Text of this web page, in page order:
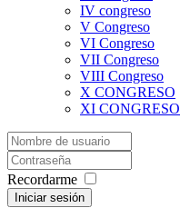
IV congreso
V Congreso
VI Congreso
VII Congreso
VIII Congreso
X CONGRESO
XI CONGRESO
Recordarme
Iniciar sesión